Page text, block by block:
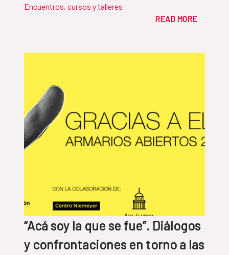
Encuentros, cursos y talleres
READ MORE
“Acá soy la que se fue”. Diálogos
y confrontaciones en torno a las